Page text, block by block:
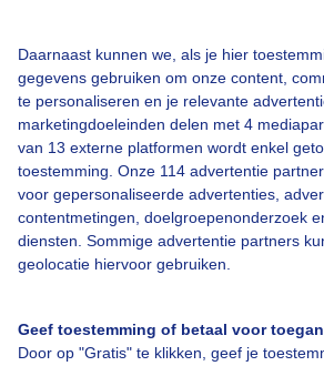
Daarnaast kunnen we, als je hier
gegevens gebruiken om onze content,
te personaliseren en je relevante
marketingdoeleinden delen met 4
van 13 externe platformen wordt enkel
toestemming. Onze 114 advertentie
voor gepersonaliseerde advertenties,
contentmetingen, doelgroepenonderzoek
diensten. Sommige advertentie partners
geolocatie hiervoor gebruiken.
Geef toestemming of betaal voor
Door op "Gratis" te klikken, geef je
Een moment geduld
Over Buienradar